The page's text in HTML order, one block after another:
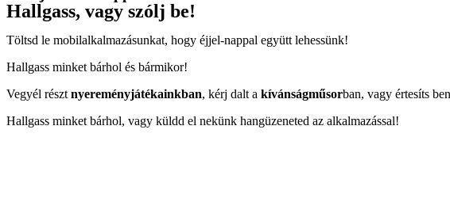
Hallgass, vagy szólj be!
Töltsd le mobilalkalmazásunkat, hogy éjjel-nappal együtt lehessünk!
Hallgass minket bárhol és bármikor!
Vegyél részt nyereményjátékainkban, kérj dalt a kívánságműsorban, vagy értesíts
Hallgass minket bárhol, vagy küldd el nekünk hangüzeneted az alkalmazással!